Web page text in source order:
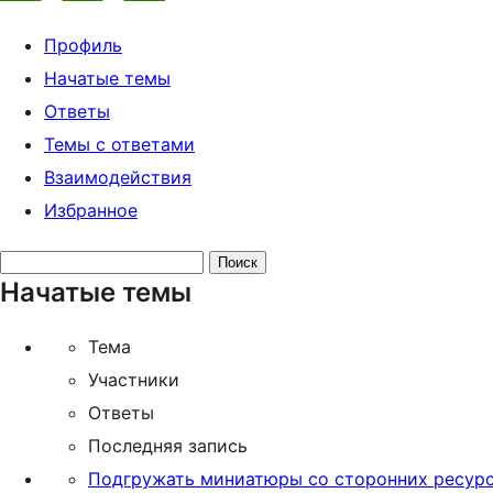
Профиль
Начатые темы
Ответы
Темы с ответами
Взаимодействия
Избранное
тем:
Начатые темы
Тема
Участники
Ответы
Последняя запись
Подгружать миниатюры со сторонних